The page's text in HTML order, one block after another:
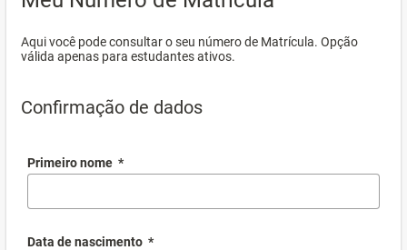
Aqui você pode consultar o seu número de Matrícula. Opção
válida apenas para estudantes ativos.
Confirmação de dados
Primeiro nome *
Data de nascimento *